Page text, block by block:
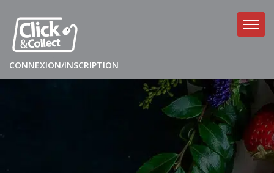
CONNEXION/INSCRIPTION